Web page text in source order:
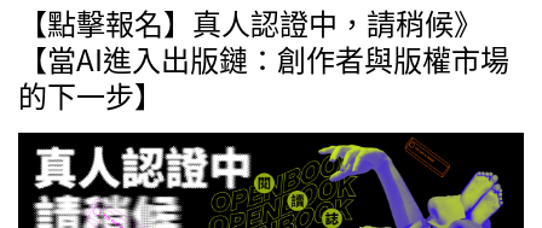
【點擊報名】真人認證中，請稍候》
【當AI進入出版鏈：創作者與版權市場
的下一步】